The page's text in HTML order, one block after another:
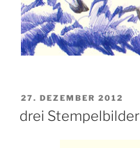
VERÖFFENTLICHT
AM
27. DEZEMBER 2012
drei Stempelbilder